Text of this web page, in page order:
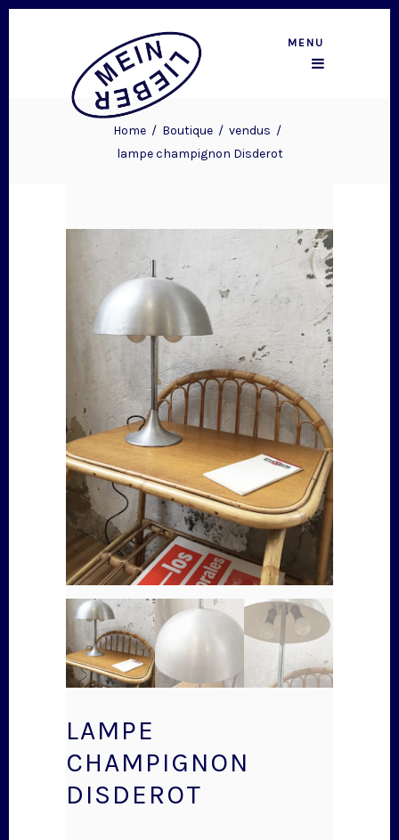
MENU
Home/ Boutique/ vendus /
lampe champignon Disderot
LAMPE
CHAMPIGNON
DISDEROT